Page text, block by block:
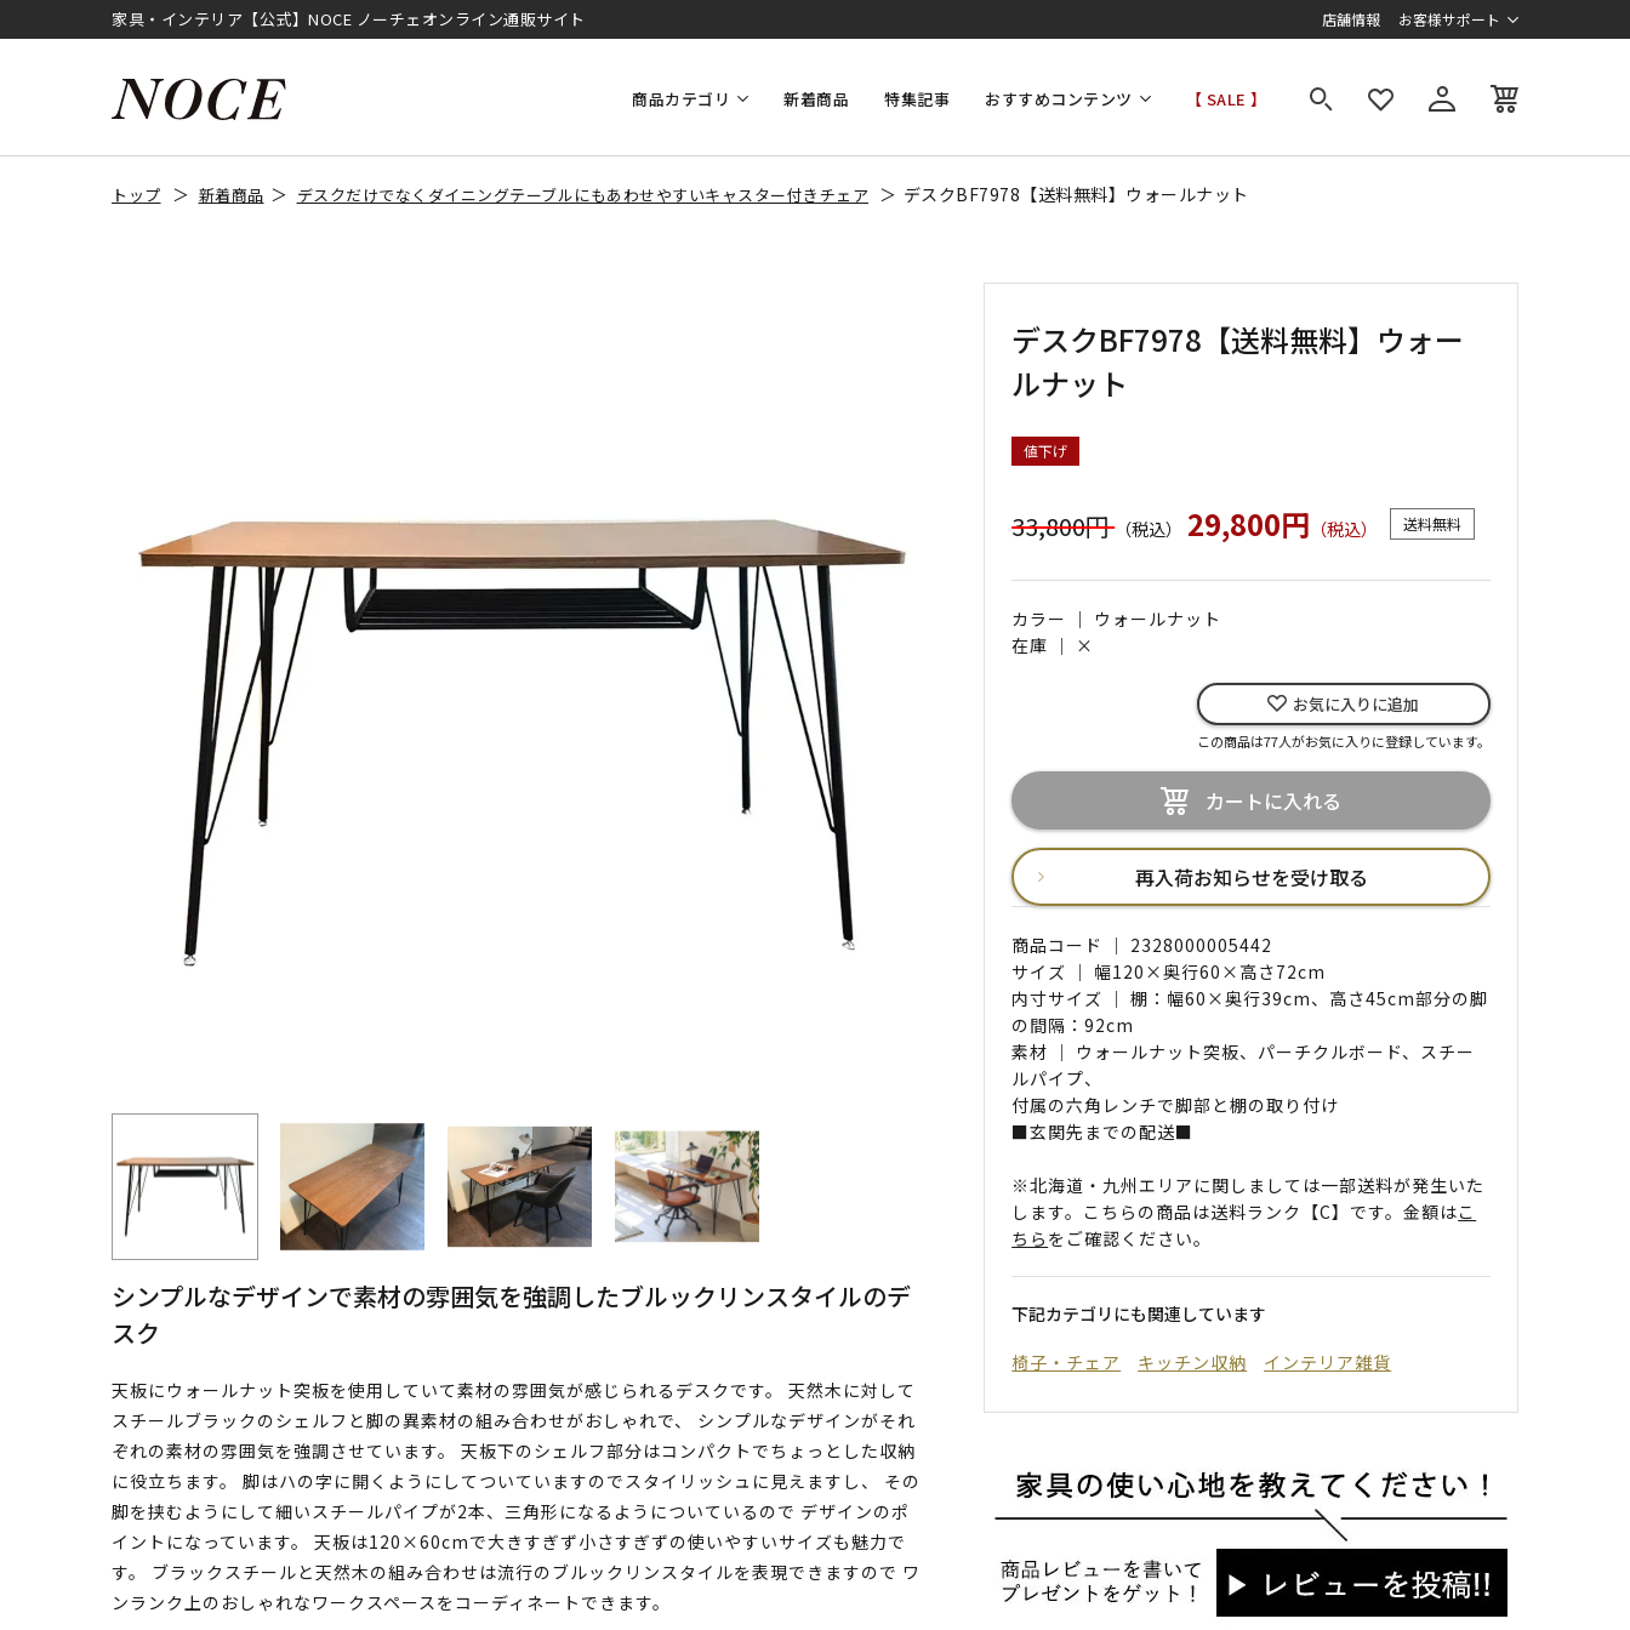
家具・インテリア【公式】NOCE ノーチェオンライン通販サイト 店舗情報 お客様サポート
商品カテゴリ 新着商品 特集記事 おすすめコンテンツ 【 SALE 】
トップ 新着商品 デスクだけでなくダイニングテーブルにもあわせやすいキャスター付きチェア デスクBF7978【送料無料】ウォールナット
シンプルなデザインで素材の雰囲気を強調したブルックリンスタイルのデ
スク
天板にウォールナット突板を使用していて素材の雰囲気が感じられるデスクです。 天然木に対して
スチールブラックのシェルフと脚の異素材の組み合わせがおしゃれで、 シンプルなデザインがそれ
ぞれの素材の雰囲気を強調させています。 天板下のシェルフ部分はコンパクトでちょっとした収納
に役立ちます。 脚はハの字に開くようにしてついていますのでスタイリッシュに見えますし、 その
脚を挟むようにして細いスチールパイプが2本、三角形になるようについているので デザインのポ
イントになっています。 天板は120×60cmで大きすぎず小さすぎずの使いやすいサイズも魅力で
す。 ブラックスチールと天然木の組み合わせは流行のブルックリンスタイルを表現できますので ワ
ンランク上のおしゃれなワークスペースをコーディネートできます。
デスクBF7978【送料無料】ウォー
ルナット
値下げ
33,800円（税込） 29,800円 （税込） 送料無料
カラー ｜ ウォールナット
在庫 ｜ ×
お気に入りに追加
この商品は77人がお気に入りに登録しています。
カートに入れる
再入荷お知らせを受け取る
商品コード ｜ 2328000005442
サイズ ｜ 幅120×奥行60×高さ72cm
内寸サイズ ｜ 棚：幅60×奥行39cm、高さ45cm部分の脚
の間隔：92cm
素材 ｜ ウォールナット突板、パーチクルボード、スチー
ルパイプ、
付属の六角レンチで脚部と棚の取り付け
■玄関先までの配送■
※北海道・九州エリアに関しましては一部送料が発生いた
します。こちらの商品は送料ランク【C】です。金額はこ
ちら をご確認ください。
下記カテゴリにも関連しています
椅子・チェア
キッチン収納 インテリア雑貨